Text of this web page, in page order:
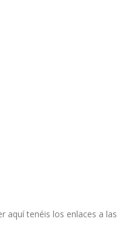
aquí tenéis los enlaces a las